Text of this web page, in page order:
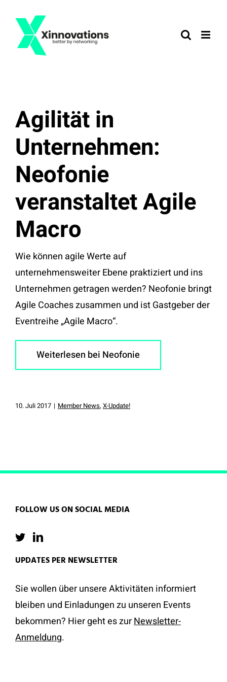
Inhalt
springen
Agilität in
Unternehmen:
Neofonie
veranstaltet Agile
Macro
Wie können agile Werte auf
unternehmensweiter Ebene praktiziert und ins
Unternehmen getragen werden? Neofonie bringt
Agile Coaches zusammen und ist Gastgeber der
Eventreihe „Agile Macro“.
Weiterlesen bei Neofonie
10. Juli 2017 | Member News, X-Update!
FOLLOW US ON SOCIAL MEDIA
UPDATES PER NEWSLETTER
Sie wollen über unsere Aktivitäten informiert
bleiben und Einladungen zu unseren Events
bekommen? Hier geht es zurNewsletter-
Anmeldung.